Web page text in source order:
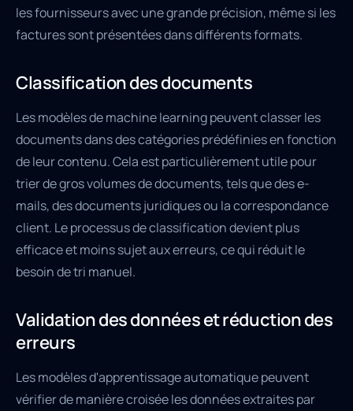
les fournisseurs avec une grande précision, même si les
factures sont présentées dans différents formats.
Classification des documents
Les modèles de machine learning peuvent classer les
documents dans des catégories prédéfinies en fonction
de leur contenu. Cela est particulièrement utile pour
trier de gros volumes de documents, tels que des e-
mails, des documents juridiques ou la correspondance
client. Le processus de classification devient plus
efficace et moins sujet aux erreurs, ce qui réduit le
besoin de tri manuel.
Validation des données et réduction des
erreurs
Les modèles d'apprentissage automatique peuvent
vérifier de manière croisée les données extraites par